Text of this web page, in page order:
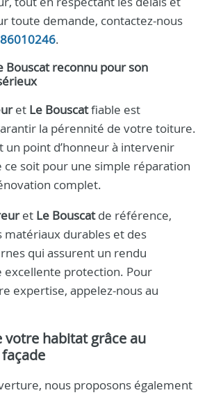
toute demande, contactez-nous
.
Bouscat reconnu pour son
et Le Bouscatfiable est
la pérennité de votre toiture.
point d’honneur à intervenir
ce soit pour une simple réparation
complet.
et Le Bouscatde référence,
matériaux durables et des
qui assurent un rendu
excellente protection. Pour
expertise, appelez-nous au
votre habitat grâce au
nous proposons également